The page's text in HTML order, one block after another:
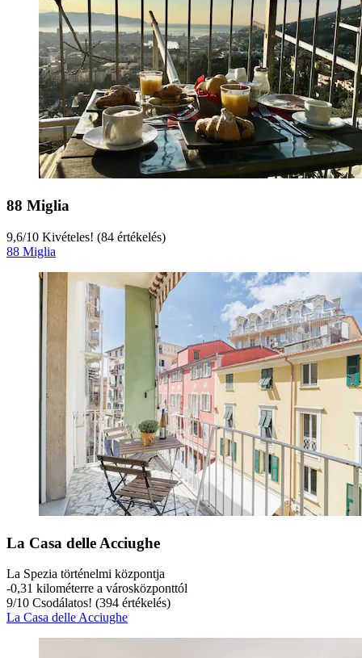
88 Miglia
9,6/10 Kivételes! (84 értékelés)
88 Miglia
La Casa delle Acciughe
La Spezia történelmi központja
‐0,31 kilométerre a városközponttól
9/10 Csodálatos! (394 értékelés)
La Casa delle Acciughe